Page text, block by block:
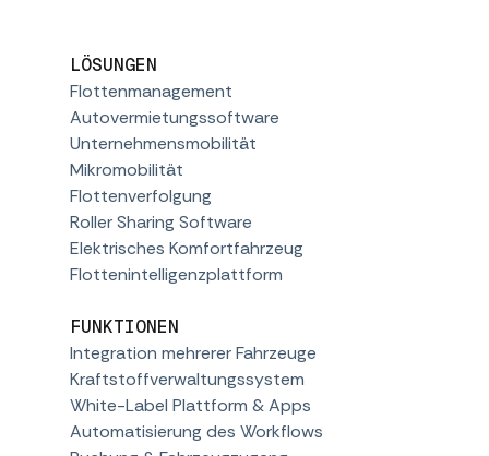
LÖSUNGEN
Flottenmanagement
Autovermietungssoftware
Unternehmensmobilität
Mikromobilität
Flottenverfolgung
Roller Sharing Software
Elektrisches Komfortfahrzeug
Flottenintelligenzplattform
FUNKTIONEN
Integration mehrerer Fahrzeuge
Kraftstoffverwaltungssystem
White-Label Plattform & Apps
Automatisierung des Workflows